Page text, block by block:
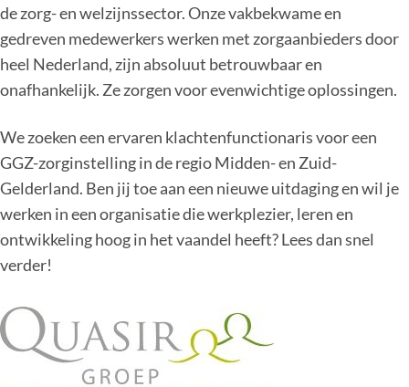
de zorg- en welzijnssector. Onze vakbekwame en
gedreven medewerkers werken met zorgaanbieders door
heel Nederland, zijn absoluut betrouwbaar en
onafhankelijk. Ze zorgen voor evenwichtige oplossingen.
We zoeken een ervaren klachtenfunctionaris voor een
GGZ-zorginstelling in de regio Midden- en Zuid-
Gelderland. Ben jij toe aan een nieuwe uitdaging en wil je
werken in een organisatie die werkplezier, leren en
ontwikkeling hoog in het vaandel heeft? Lees dan snel
verder!